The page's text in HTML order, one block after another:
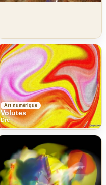
Art numérique
Volutes
Drc